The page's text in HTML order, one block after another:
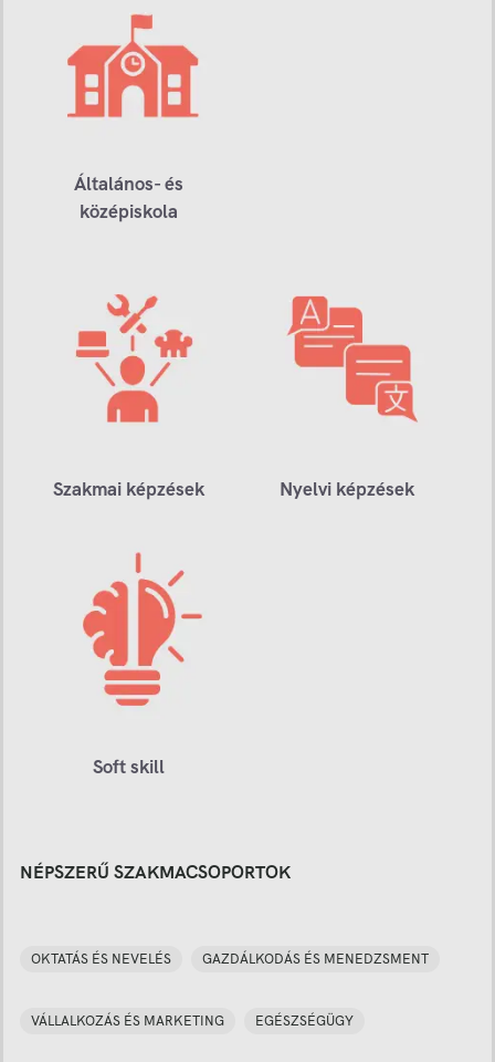
Általános- és
középiskola
Szakmai képzések Nyelvi képzések
Soft skill
NÉPSZERŰ SZAKMACSOPORTOK
OKTATÁS ÉS NEVELÉS GAZDÁLKODÁS ÉS MENEDZSMENT
VÁLLALKOZÁS ÉS MARKETING EGÉSZSÉGÜGY